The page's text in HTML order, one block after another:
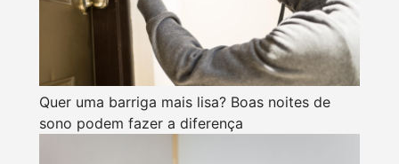
Quer uma barriga mais lisa? Boas noites de
sono podem fazer a diferença